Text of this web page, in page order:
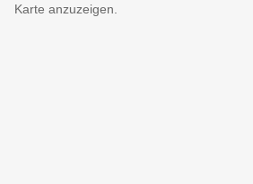
Karte anzuzeigen.